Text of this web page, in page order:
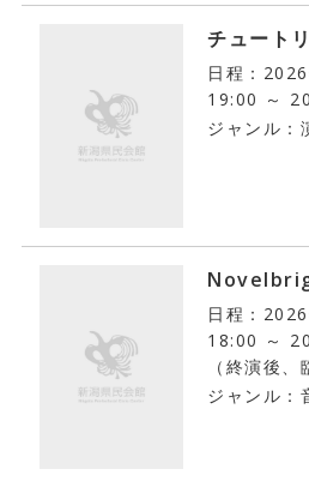
チュート
日程：
19:00 ～
ジャンル：
日程：
18:00 ～
（終演後、
ジャンル：